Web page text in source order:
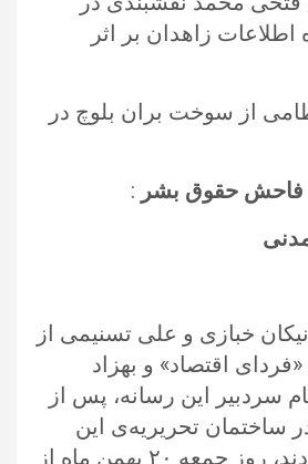
اطلاعات زاهدان بر اثر
از سوخت بران بلوچ در
فاحش حقوق بشر :‏
خبازی و علی تسنیمی از
اقتصاد» و بهزاد
سردبیر این رسانه، پس از
ساختمان تحریریه‌ی این
رسانه محبوس بودند، روز جمعه ۲۰ بهمن ماه از